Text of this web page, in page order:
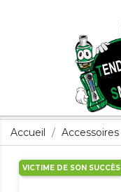
Accueil Accessoires
VICTIME DE SON SUCCÈS